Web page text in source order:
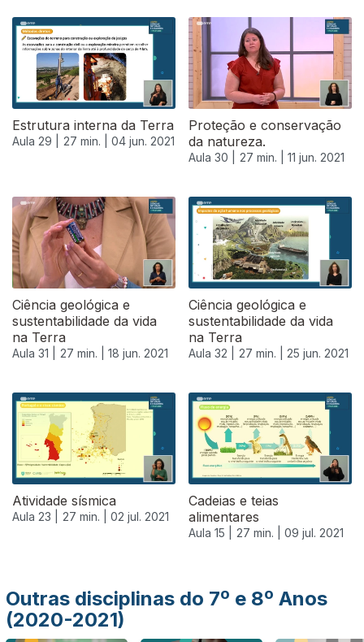
Estrutura interna da Terra
Aula 29 | 27 min. | 04 jun. 2021
Proteção e conservação
da natureza.
Aula 30 | 27 min. | 11 jun. 2021
Ciência geológica e
sustentabilidade da vida
na Terra
Aula 31 | 27 min. | 18 jun. 2021
Ciência geológica e
sustentabilidade da vida
na Terra
Aula 32 | 27 min. | 25 jun. 2021
Atividade sísmica
Aula 23 | 27 min. | 02 jul. 2021
Cadeias e teias
alimentares
Aula 15 | 27 min. | 09 jul. 2021
556635
Outras disciplinas do 7º e 8º Anos
(2020-2021)